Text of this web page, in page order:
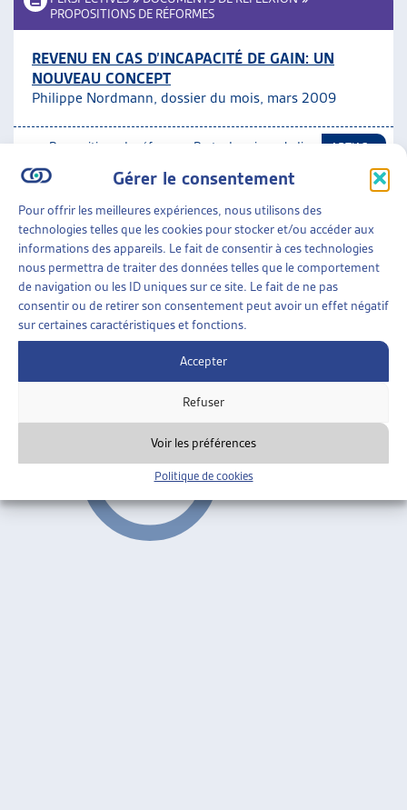
Gérer le consentement
Pour offrir les meilleures expériences, nous utilisons des
technologies telles que les cookies pour stocker et/ou accéder aux
informations des appareils. Le fait de consentir à ces technologies
nous permettra de traiter des données telles que le comportement
de navigation ou les ID uniques sur ce site. Le fait de ne pas
consentir ou de retirer son consentement peut avoir un effet négatif
sur certaines caractéristiques et fonctions.
Accepter
Refuser
Voir les préférences
Politique de cookies
PROPOSITIONS DE RÉFORMES
REVENU EN CAS D’INCAPACITÉ DE GAIN: UN
NOUVEAU CONCEPT
Philippe Nordmann, dossier du mois, mars 2009
Propositions de réformes
Perte de gain maladie
(LAMal et LCA)
ARTIAS
ASSURANCES SOCIALES»PERTE DE GAIN MALADIE
(LAMAL ET LCA)
LACUNES ET INCOHÉRENCES DE LA LAMAL EN
MATIÈRE D’INDEMNITÉS JOURNALIÈRES –
INITIATIVE CANTONALE
Jura, Curia Vista, 2003-2004
Perte de gain maladie (LAMal et LCA)